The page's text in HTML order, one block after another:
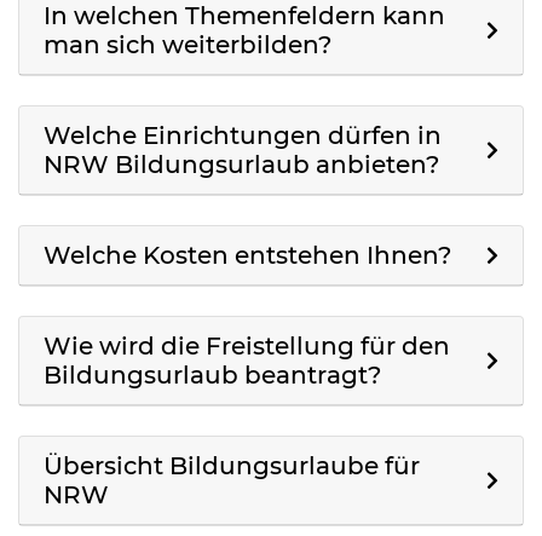
In welchen Themenfeldern kann
man sich weiterbilden?
Welche Einrichtungen dürfen in
NRW Bildungsurlaub anbieten?
Welche Kosten entstehen Ihnen?
Wie wird die Freistellung für den
Bildungsurlaub beantragt?
Übersicht Bildungsurlaube für
NRW